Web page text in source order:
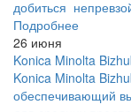
добиться
Подробнее
26 июня
Konica Minolta
Konica Minolta
обеспечивающий